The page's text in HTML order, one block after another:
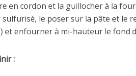
en cordon et la guillocher à la
le poser sur la pâte et le
et enfourner à mi-hauteur le fond
: